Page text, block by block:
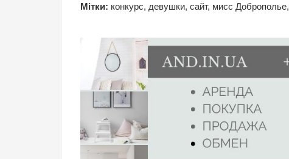
Мітки: конкурс, девушки, сайт, мисс Доброполье,